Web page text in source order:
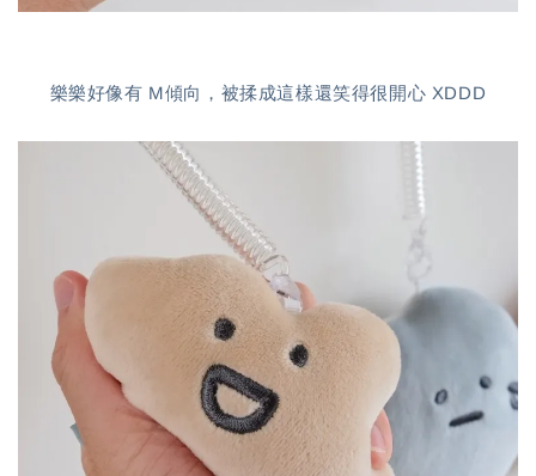
樂樂好像有 M傾向，被揉成這樣還笑得很開心 XDDD